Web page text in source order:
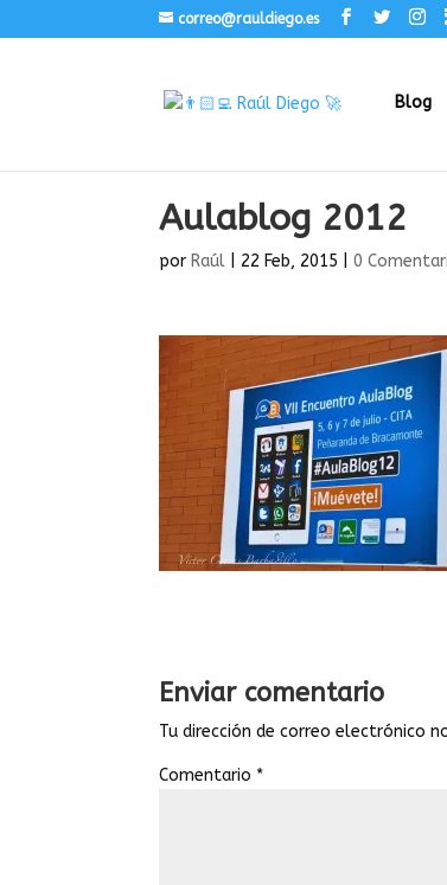
correo@rauldiego.es
Blog
Aulablog 2012
por Raúl 22 Feb, 2015 |0
Enviar comentario
Tu dirección de correo electrónico
Comentario *